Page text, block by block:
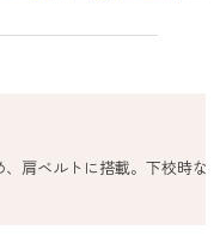
肩ベルトに搭載。下校時な